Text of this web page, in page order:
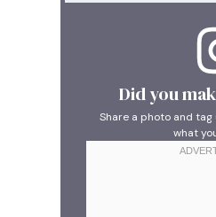
Did you
Share a photo and
what